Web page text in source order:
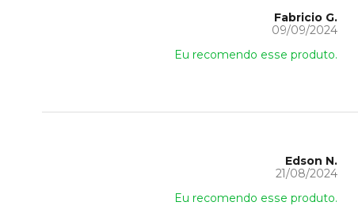
Fabricio G.
09/09/2024
Eu recomendo esse produto.
Edson N.
21/08/2024
Eu recomendo esse produto.